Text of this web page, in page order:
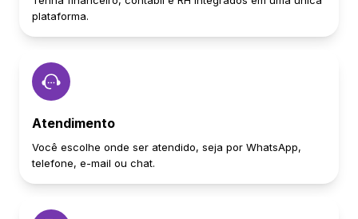
plataforma.
Atendimento
Você escolhe onde ser atendido, seja por WhatsApp,
telefone, e-mail ou chat.